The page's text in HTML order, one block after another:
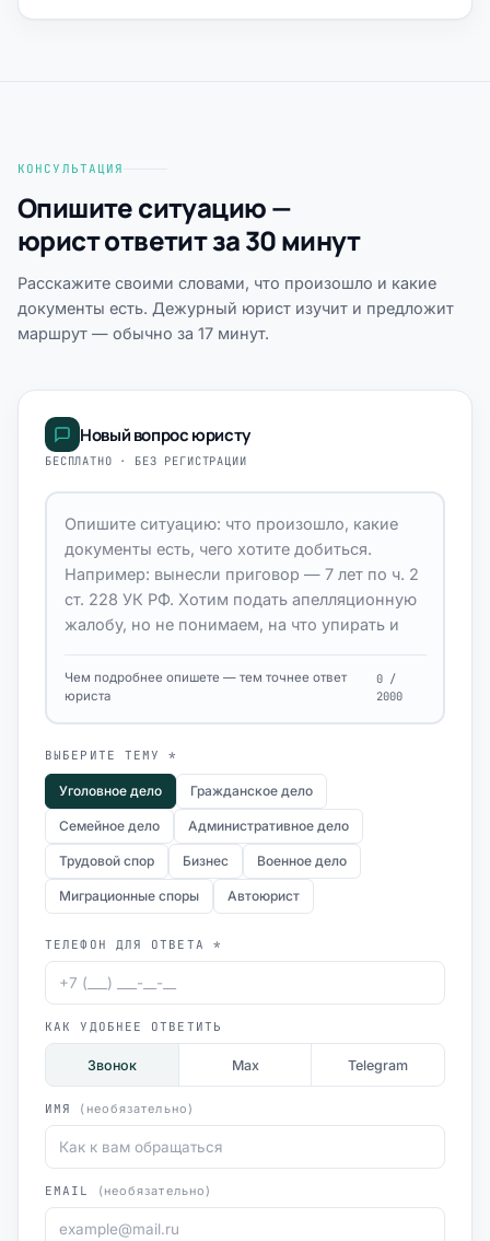
КОНСУЛЬТАЦИЯ
Опишите ситуацию —
юрист ответит за 30 минут
Расскажите своими словами, что произошло и какие
документы есть. Дежурный юрист изучит и предложит
маршрут — обычно за 17 минут.
Новый вопрос юристу
БЕСПЛАТНО · БЕЗ РЕГИСТРАЦИИ
Чем подробнее опишете — тем точнее ответ
юриста
0 /
2000
ВЫБЕРИТЕ ТЕМУ *
Уголовное дело Гражданское дело
Семейное дело Административное дело
Трудовой спор Бизнес Военное дело
Миграционные споры Автоюрист
ТЕЛЕФОН ДЛЯ ОТВЕТА *
КАК УДОБНЕЕ ОТВЕТИТЬ
Звонок Max Telegram
ИМЯ (необязательно)
EMAIL (необязательно)